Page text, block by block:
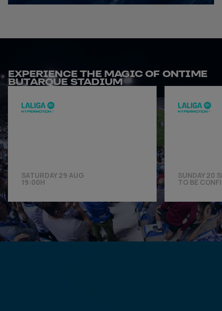
EXPERIENCE THE MAGIC OF ONTIME
BUTARQUE STADIUM
SATURDAY 29 AUG
19:00H
SUNDAY 20
TO BE